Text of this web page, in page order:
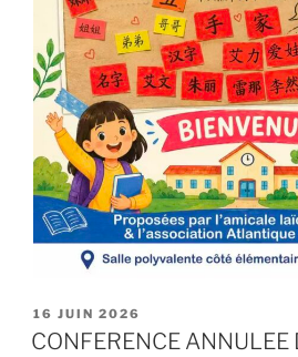
PUBLIÉ
LE
16 JUIN 2026
CONFERENCE ANNULEE